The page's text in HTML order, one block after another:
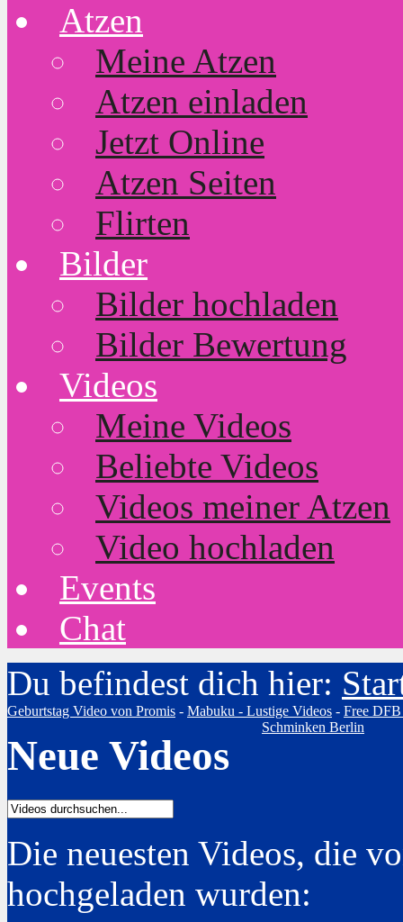
Atzen
Meine Atzen
Atzen einladen
Jetzt Online
Atzen Seiten
Flirten
Bilder
Bilder hochladen
Bilder Bewertung
Videos
Meine Videos
Beliebte Videos
Videos meiner Atzen
Video hochladen
Events
Chat
Du befindest dich hier:
Geburtstag Video von Promis - Mabuku - Lustige Videos - Free
Schminken Berlin
Neue Videos
Die neuesten Videos, die
hochgeladen wurden: